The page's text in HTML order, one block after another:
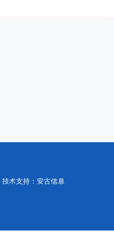
技术支持： 安古信息